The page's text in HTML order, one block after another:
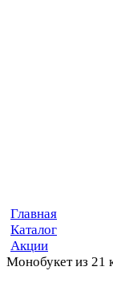
Главная
Каталог
Акции
Монобукет из 21